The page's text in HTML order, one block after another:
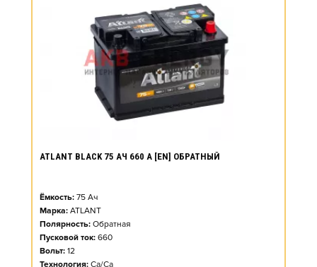
ATLANT BLACK 75 АЧ 660 А [EN] ОБРАТНЫЙ
Ёмкость: 75 Ач
Марка: ATLANT
Полярность: Обратная
Пусковой ток: 660
Вольт: 12
Технология: Ca/Ca